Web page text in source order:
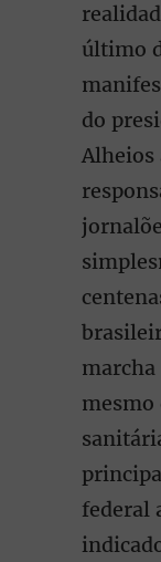
último
do
Alheios
marcha
mesmo
federal